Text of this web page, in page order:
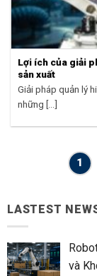
LASTEST
và
Lợi ích của giải
sản xuất
Giải pháp quản lý
những [...]
1